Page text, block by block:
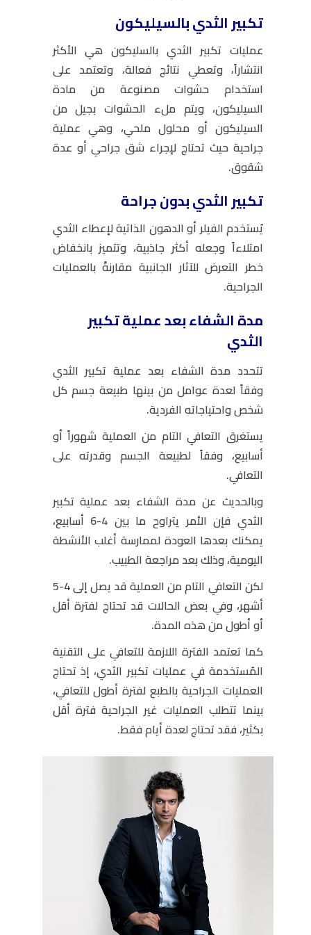
تكبير الثدي بالسيليكون
عمليات تكبير الثدي بالسليكون هي الأكثر
انتشاراً، وتعطي نتائج فعالة، وتعتمد على
استخدام حشوات مصنوعة من مادة
السيليكون، ويتم ملء الحشوات بجيل من
السيليكون أو محلول ملحي، وهي عملية
جراحية حيث تحتاج لإجراء شق جراحي أو عدة
شقوق.
تكبير الثدي بدون جراحة
يُستخدم الفيلر أو الدهون الذاتية لإعطاء الثدي
امتلاءاً وجعله أكثر جاذبية، وتتميز بانخفاض
خطر التعرض للآثار الجانبية مقارنةً بالعمليات
الجراحية.
مدة الشفاء بعد عملية تكبير
الثدي
تتحدد مدة الشفاء بعد عملية تكبير الثدي
وفقاً لعدة عوامل من بينها طبيعة جسم كل
شخص واحتياجاته الفردية.
يستغرق التعافي التام من العملية شهوراً أو
أسابيع، وفقاً لطبيعة الجسم وقدرته على
التعافي.
وبالحديث عن مدة الشفاء بعد عملية تكبير
الثدي فإن الأمر يتراوح ما بين 4-6 أسابيع،
يمكنك بعدها العودة لممارسة أغلب الأنشطة
اليومية، وذلك بعد مراجعة الطبيب.
لكن التعافي التام من العملية قد يصل إلى 4-5
أشهر، وفي بعض الحالات قد تحتاج لفترة أقل
أو أطول من هذه المدة.
كما تعتمد الفترة اللازمة للتعافي على التقنية
المُستخدمة في عمليات تكبير الثدي، إذ تحتاج
العمليات الجراحية بالطبع لفترة أطول للتعافي،
بينما تتطلب العمليات غير الجراحية فترة أقل
بكثير، فقد تحتاج لعدة أيام فقط.